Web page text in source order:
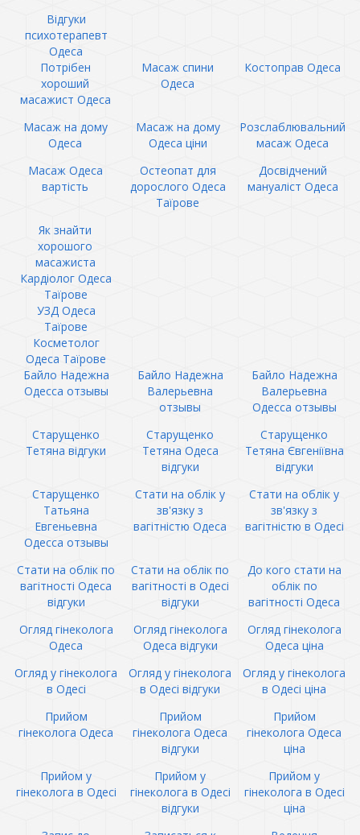
Відгуки
психотерапевт
Одеса
Потрібен
хороший
масажист Одеса
Масаж спини
Одеса
Костоправ Одеса
Масаж на дому
Одеса
Масаж на дому
Одеса ціни
Розслаблювальний
масаж Одеса
Масаж Одеса
вартість
Остеопат для
дорослого Одеса
Таїрове
Досвідчений
мануаліст Одеса
Як знайти
хорошого
масажиста
Кардіолог Одеса
Таїрове
УЗД Одеса
Таїрове
Косметолог
Одеса Таїрове
Байло Надежна
Одесса отзывы
Байло Надежна
Валерьевна
отзывы
Байло Надежна
Валерьевна
Одесса отзывы
Старущенко
Тетяна відгуки
Старущенко
Тетяна Одеса
відгуки
Старущенко
Тетяна Євгеніївна
відгуки
Старущенко
Татьяна
Евгеньевна
Одесса отзывы
Стати на облік у
зв'язку з
вагітністю Одеса
Стати на облік у
зв'язку з
вагітністю в Одесі
Стати на облік по
вагітності Одеса
відгуки
Стати на облік по
вагітності в Одесі
відгуки
До кого стати на
облік по
вагітності Одеса
Огляд гінеколога
Одеса
Огляд гінеколога
Одеса відгуки
Огляд гінеколога
Одеса ціна
Огляд у гінеколога
в Одесі
Огляд у гінеколога
в Одесі відгуки
Огляд у гінеколога
в Одесі ціна
Прийом
гінеколога Одеса
Прийом
гінеколога Одеса
відгуки
Прийом
гінеколога Одеса
ціна
Прийом у
гінеколога в Одесі
Прийом у
гінеколога в Одесі
відгуки
Прийом у
гінеколога в Одесі
ціна